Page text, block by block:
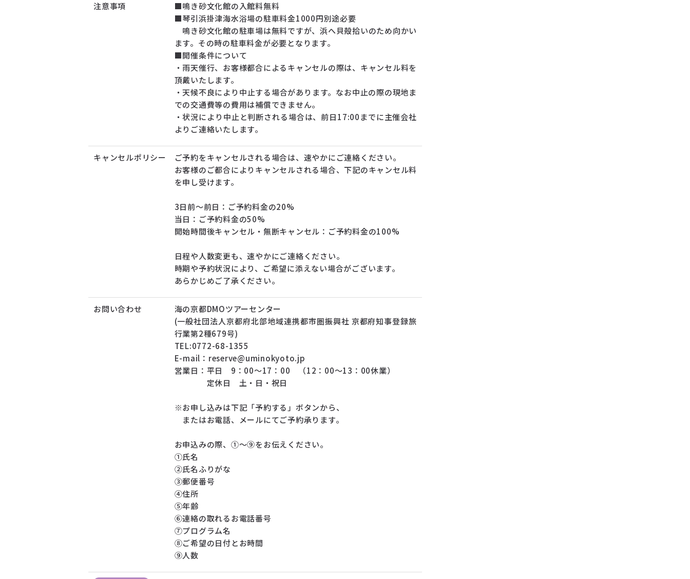
注意事項
■鳴き砂文化館の入館料無料
■琴引浜掛津海水浴場の駐車料金1000円別途必要
鳴き砂文化館の駐車場は無料ですが、浜へ貝殻拾いのため向かい
ます。その時の駐車料金が必要となります。
■開催条件について
・雨天催行、お客様都合によるキャンセルの際は、キャンセル料を
頂戴いたします。
・天候不良により中止する場合があります。なお中止の際の現地ま
での交通費等の費用は補償できません。
・状況により中止と判断される場合は、前日17:00までに主催会社
よりご連絡いたします。
キャンセルポリシー
ご予約をキャンセルされる場合は、速やかにご連絡ください。
お客様のご都合によりキャンセルされる場合、下記のキャンセル料
を申し受けます。
3日前～前日：ご予約料金の20%
当日：ご予約料金の50%
開始時間後キャンセル・無断キャンセル：ご予約料金の100%
日程や人数変更も、速やかにご連絡ください。
時期や予約状況により、ご希望に添えない場合がございます。
あらかじめご了承ください。
お問い合わせ
海の京都DMOツアーセンター
(一般社団法人京都府北部地域連携都市圏振興社 京都府知事登録旅
行業第2種679号)
TEL:0772-68-1355
E-mail：reserve@uminokyoto.jp
営業日：平日 9：00～17：00 （12：00～13：00休業）
定休日 土・日・祝日
※お申し込みは下記「予約する」ボタンから、
またはお電話、メールにてご予約承ります。
お申込みの際、①～⑨をお伝えください。
①氏名
②氏名ふりがな
③郵便番号
④住所
⑤年齢
⑥連絡の取れるお電話番号
⑦プログラム名
⑧ご希望の日付とお時間
⑨人数